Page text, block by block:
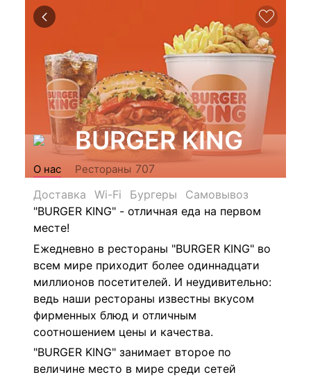
BURGER KING
О нас Рестораны 707
Доставка
Wi-Fi Бургеры
Самовывоз
"BURGER KING" - отличная еда на первом
месте!
Ежедневно в рестораны "BURGER KING" во
всем мире приходит более одиннадцати
миллионов посетителей. И неудивительно:
ведь наши рестораны известны вкусом
фирменных блюд и отличным
соотношением цены и качества.
"BURGER KING" занимает второе по
величине место в мире среди сетей